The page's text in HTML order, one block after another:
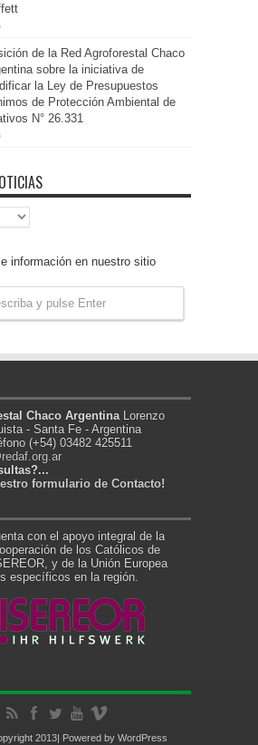
de la Red Agroforestal Chaco
sobre la iniciativa de
la Ley de Presupuestos
de Protección Ambiental de
N° 26.331
información en nuestro sitio
Chaco Argentina Lorenzo
- Santa Fe - Argentina
(+54) 03482 425511
formulario de Contacto!
con el apoyo integral de la
de los Católicos de
y de la Unión Europea
específicos en la región.
2013| Powered by WordPress